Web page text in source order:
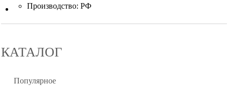
Производство: РФ
КАТАЛОГ
Популярное